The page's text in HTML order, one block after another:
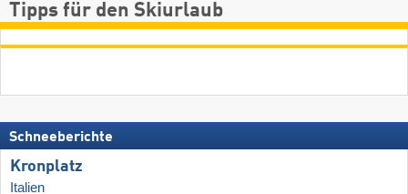
Tipps für den Skiurlaub
Schneeberichte
Kronplatz
Italien